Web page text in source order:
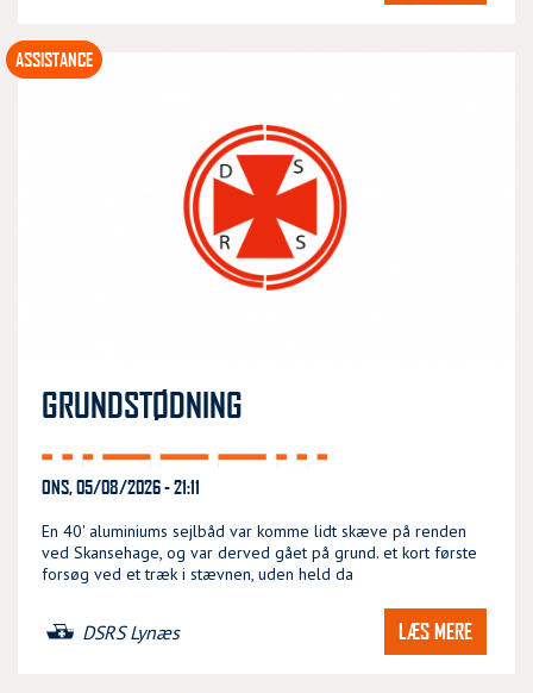
GRUNDSTØDNING
ONS, 05/08/2026 - 21:11
En 40' aluminiums sejlbåd var komme lidt skæve på renden
ved Skansehage, og var derved gået på grund. et kort første
forsøg ved et træk i stævnen, uden held da
DSRS Lynæs LÆS MERE
ASSISTANCE